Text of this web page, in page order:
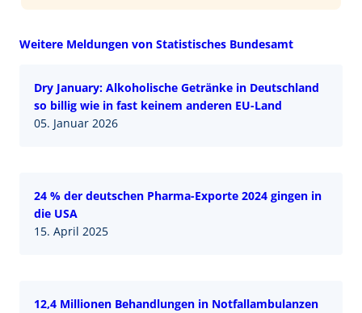
Weitere Meldungen von Statistisches Bundesamt
Dry January: Alkoholische Getränke in Deutschland
so billig wie in fast keinem anderen EU-Land
05. Januar 2026
24 % der deutschen Pharma-Exporte 2024 gingen in
die USA
15. April 2025
12,4 Millionen Behandlungen in Notfallambulanzen